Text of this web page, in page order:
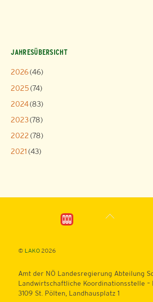
JAHRESÜBERSICHT
2026(46)
2025 (74)
2024(83)
2023(78)
2022 (78)
2021 (43)
Back
© LAKO2026
Amt der NÖ Landesregierung Abteilung
Landwirtschaftliche Koordinationsstelle –
3109 St. Pölten, Landhausplatz 1